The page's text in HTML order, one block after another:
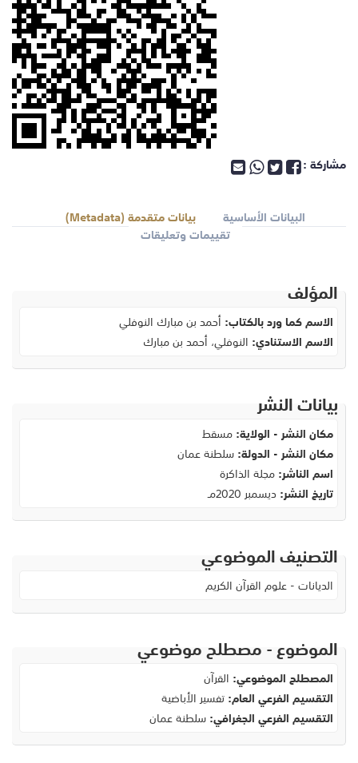
مشاركة :
البيانات الأساسية
بيانات متقدمة (Metadata)
تقييمات وتعليقات
المؤلف
الاسم كما ورد بالكتاب: أحمد بن مبارك النوفلي
الاسم الاستنادي: النوفلي، أحمد بن مبارك
بيانات النشر
مكان النشر - الولاية:مسقط
مكان النشر - الدولة:سلطنة عمان
اسم الناشر:مجلة الذاكرة
تاريخ النشر: ديسمبر 2020مـ
التصنيف الموضوعي
الديانات - علوم القرآن الكريم
الموضوع - مصطلح موضوعي
المصطلح الموضوعي: القرآن
التقسيم الفرعي العام:تفسير الأباضية
التقسيم الفرعي الجغرافي:سلطنة عمان